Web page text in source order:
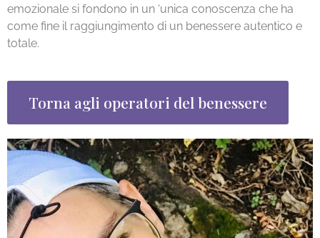
emozionale si fondono in un ‘unica conoscenza che ha
come fine il raggiungimento di un benessere autentico e
totale.
Torna agli operatori del benessere